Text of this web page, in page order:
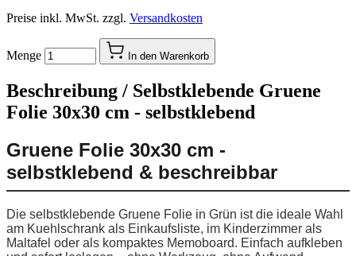
Preise inkl. MwSt. zzgl. Versandkosten
Menge In den Warenkorb
Beschreibung / Selbstklebende Gruene
Folie 30x30 cm - selbstklebend
Gruene Folie 30x30 cm -
selbstklebend & beschreibbar
Die selbstklebende Gruene Folie in Grün ist die ideale Wahl
am Kuehlschrank als Einkaufsliste, im Kinderzimmer als
Maltafel oder als kompaktes Memoboard. Einfach aufkleben